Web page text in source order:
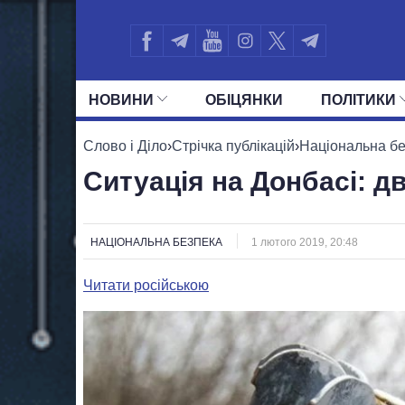
НОВИНИ ОБIЦЯНКИ ПОЛIТИКИ
УСІ ПОЛІТИКИ ПРЕЗИДЕНТ І
Слово і Діло›Стрічка публікацій›Національна
Ситуація на Донбасі:
НАЦІОНАЛЬНА БЕЗПЕКА 1 лютого 2019, 20:48
Читати російською